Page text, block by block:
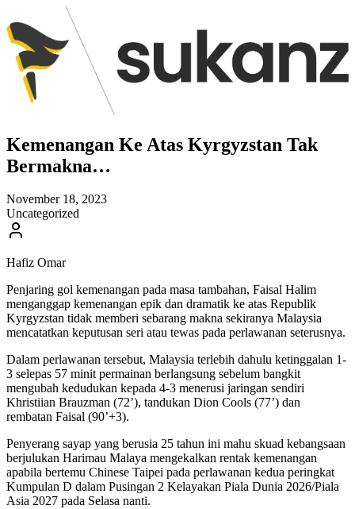
Kemenangan Ke Atas Kyrgyzstan Tak
Bermakna…
November 18, 2023
Uncategorized
Hafiz Omar
Penjaring gol kemenangan pada masa tambahan, Faisal Halim
menganggap kemenangan epik dan dramatik ke atas Republik
Kyrgyzstan tidak memberi sebarang makna sekiranya Malaysia
mencatatkan keputusan seri atau tewas pada perlawanan seterusnya.
Dalam perlawanan tersebut, Malaysia terlebih dahulu ketinggalan 1-
3 selepas 57 minit permainan berlangsung sebelum bangkit
mengubah kedudukan kepada 4-3 menerusi jaringan sendiri
Khristiian Brauzman (72’), tandukan Dion Cools (77’) dan
rembatan Faisal (90’+3).
Penyerang sayap yang berusia 25 tahun ini mahu skuad kebangsaan
berjulukan Harimau Malaya mengekalkan rentak kemenangan
apabila bertemu Chinese Taipei pada perlawanan kedua peringkat
Kumpulan D dalam Pusingan 2 Kelayakan Piala Dunia 2026/Piala
Asia 2027 pada Selasa nanti.